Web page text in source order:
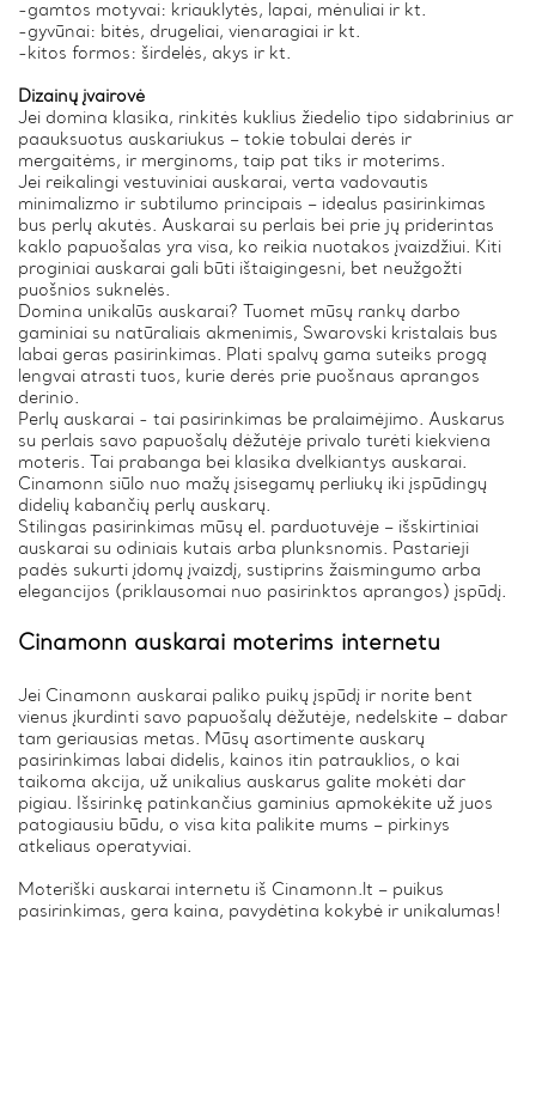
-gamtos motyvai: kriauklytės, lapai, mėnuliai ir kt.
-gyvūnai: bitės, drugeliai, vienaragiai ir kt.
-kitos formos: širdelės, akys ir kt.
Dizainų įvairovė
Jei domina klasika, rinkitės kuklius žiedelio tipo sidabrinius ar
paauksuotus auskariukus – tokie tobulai derės ir
mergaitėms, ir merginoms, taip pat tiks ir moterims.
Jei reikalingi vestuviniai auskarai, verta vadovautis
minimalizmo ir subtilumo principais – idealus pasirinkimas
bus perlų akutės. Auskarai su perlais bei prie jų priderintas
kaklo papuošalas yra visa, ko reikia nuotakos įvaizdžiui. Kiti
proginiai auskarai gali būti ištaigingesni, bet neužgožti
puošnios suknelės.
Domina unikalūs auskarai? Tuomet mūsų rankų darbo
gaminiai su natūraliais akmenimis, Swarovski kristalais bus
labai geras pasirinkimas. Plati spalvų gama suteiks progą
lengvai atrasti tuos, kurie derės prie puošnaus aprangos
derinio.
Perlų auskarai - tai pasirinkimas be pralaimėjimo. Auskarus
su perlais savo papuošalų dėžutėje privalo turėti kiekviena
moteris. Tai prabanga bei klasika dvelkiantys auskarai.
Cinamonn siūlo nuo mažų įsisegamų perliukų iki įspūdingų
didelių kabančių perlų auskarų.
Stilingas pasirinkimas mūsų el. parduotuvėje – išskirtiniai
auskarai su odiniais kutais arba plunksnomis. Pastarieji
padės sukurti įdomų įvaizdį, sustiprins žaismingumo arba
elegancijos (priklausomai nuo pasirinktos aprangos) įspūdį.
Cinamonn auskarai moterims internetu
Jei Cinamonn auskarai paliko puikų įspūdį ir norite bent
vienus įkurdinti savo papuošalų dėžutėje, nedelskite – dabar
tam geriausias metas. Mūsų asortimente auskarų
pasirinkimas labai didelis, kainos itin patrauklios, o kai
taikoma akcija, už unikalius auskarus galite mokėti dar
pigiau. Išsirinkę patinkančius gaminius apmokėkite už juos
patogiausiu būdu, o visa kita palikite mums – pirkinys
atkeliaus operatyviai.
Moteriški auskarai internetu iš Cinamonn.lt – puikus
pasirinkimas, gera kaina, pavydėtina kokybė ir unikalumas!